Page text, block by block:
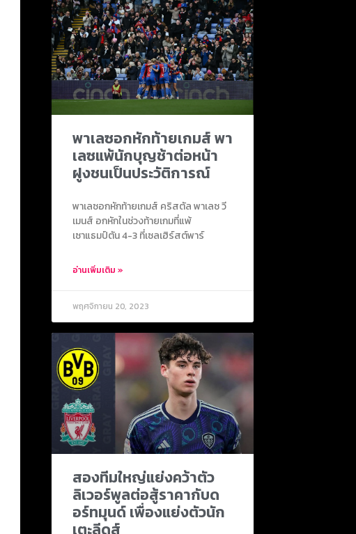
พาเลซอกหักท้ายเกมส์ พา
เลซแพ้นักบุญช้าต่อหน้า
ฝูงชนเป็นประวัติการณ์
พาเลซอกหักท้ายเกมส์ คริสตัล พาเลซ วี
เมนส์ อกหักในช่วงท้ายเกมที่แพ้
เซาแธมป์ตัน 4-3 ที่เซลเฮิร์สต์พาร์
อ่านเพิ่มเติม »
พฤศจิกายน 20, 2023
สองทีมใหญ่แย่งคว้าตัว
ลิเวอร์พูลต่อสู้ราคากับด
อร์ทมุนด์ เพื่องแย่งตัวนัก
เตะลีดส์